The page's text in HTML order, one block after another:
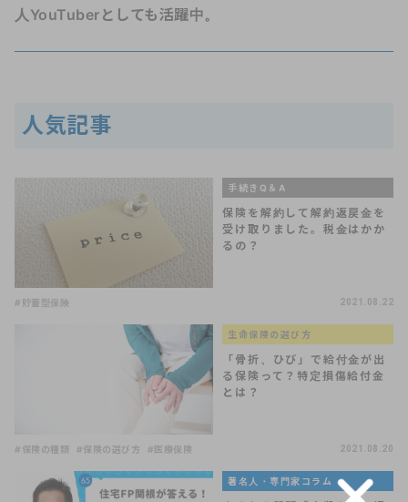
人YouTuberとしても活躍中。
人気記事
手続きQ＆A
保険を解約して解約返戻金を
受け取りました。税金はかか
るの？
#貯蓄型保険 2021.08.22
生命保険の選び方
「骨折、ひび」で給付金が出
る保険って？特定損傷給付金
とは？
#保険の種類 #保険の選び方 #医療保険 2021.08.20
著名人・専門家コラム